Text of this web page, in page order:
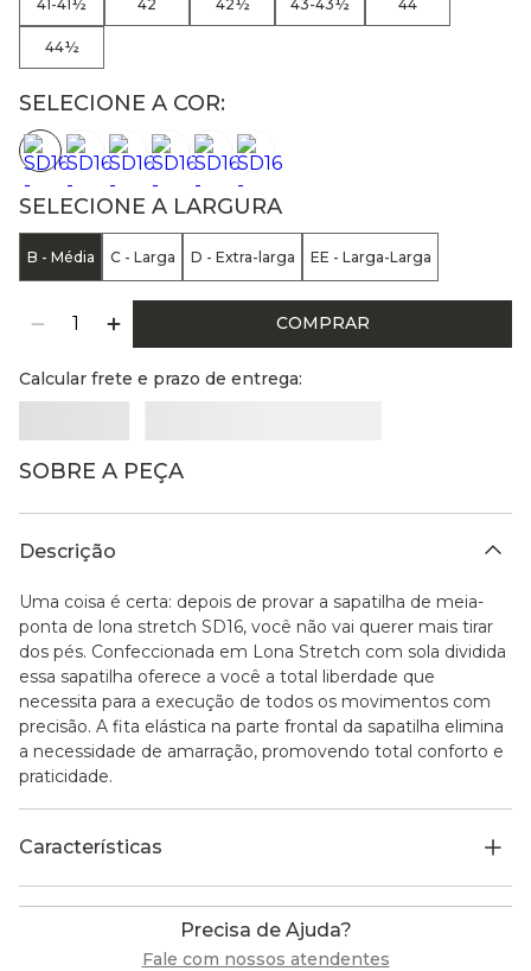
41-41½ 42 42½ 43-43½ 44
44½
SELECIONE A COR:
SELECIONE A LARGURA
B - Média C - Larga D - Extra-larga EE - Larga-Larga
COMPRAR
Calcular frete e prazo de entrega:
SOBRE A PEÇA
Descrição
Uma coisa é certa: depois de provar a sapatilha de meia-
ponta de lona stretch SD16, você não vai querer mais tirar
dos pés. Confeccionada em Lona Stretch com sola dividida
essa sapatilha oferece a você a total liberdade que
necessita para a execução de todos os movimentos com
precisão. A fita elástica na parte frontal da sapatilha elimina
a necessidade de amarração, promovendo total conforto e
praticidade.
Características
Precisa de Ajuda?
Fale com nossos atendentes